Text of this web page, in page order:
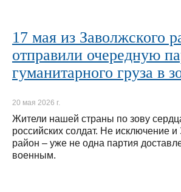
17 мая из Заволжского
отправили очередную
гуманитарного груза в
20 мая 2026 г.
Жители нашей страны по зову
российских солдат. Не исключение
район – уже не одна партия
военным.